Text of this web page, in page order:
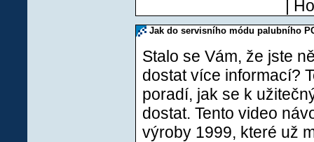
|
Jak do servisního módu palubního
Stalo se Vám, že jste
dostat více informací?
poradí, jak se k
dostat. Tento video
výroby 1999, které už